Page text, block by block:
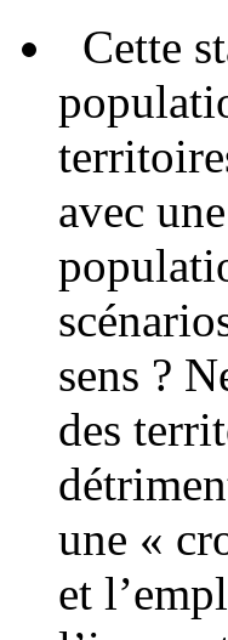
Cette
avec
sens ?
des
une «
et